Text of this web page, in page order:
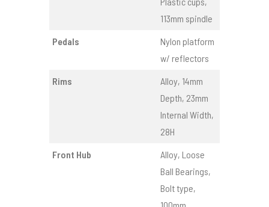
113mm spindle
Pedals
Nylon platform
w/ reflectors
Rims
Alloy, 14mm
Depth, 23mm
Internal Width,
28H
Front Hub
Alloy, Loose
Ball Bearings,
Bolt type,